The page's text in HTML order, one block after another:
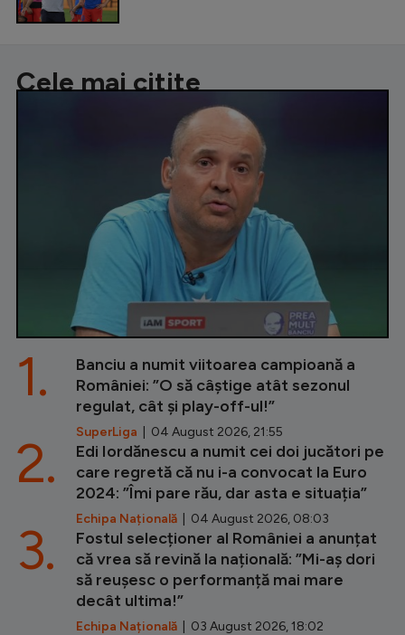
Cele mai citite
Banciu a numit viitoarea campioană a
României: ”O să câștige atât sezonul
regulat, cât și play-off-ul!”
SuperLiga | 04 August 2026, 21:55
1.
Edi Iordănescu a numit cei doi jucători pe
care regretă că nu i-a convocat la Euro
2024: ”Îmi pare rău, dar asta e situația”
Echipa Națională | 04 August 2026, 08:03
2.
Fostul selecționer al României a anunțat
că vrea să revină la națională: ”Mi-aș dori
să reușesc o performanță mai mare
decât ultima!”
Echipa Națională | 03 August 2026, 18:02
3.